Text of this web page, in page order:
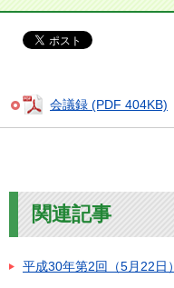
会議録 (PDF 404KB)
関連記事
平成30年第2回（5月22